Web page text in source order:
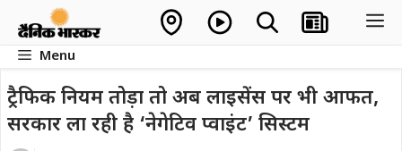
contentMenu
ट्रैफिक नियम तोड़ा तो अब लाइसेंस पर भी आफत,
सरकार ला रही है ‘नेगेटिव प्वाइंट’ सिस्टम